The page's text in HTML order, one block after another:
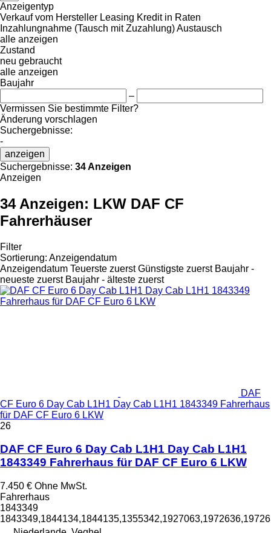
Anzeigentyp
Verkauf vom Hersteller Leasing Kredit in Raten
Inzahlungnahme (Tausch mit Zuzahlung)Austausch
alle anzeigen
Zustand
neu gebraucht
alle anzeigen
Baujahr
–
Vermissen Sie bestimmte Filter?
Änderung vorschlagen
Suchergebnisse:
-
anzeigen
Suchergebnisse: 34 Anzeigen
Anzeigen
34 Anzeigen: LKW DAF CF
Fahrerhäuser
Filter
Sortierung: Anzeigendatum
Anzeigendatum Teuerste zuerst Günstigste zuerst Baujahr -
neueste zuerst Baujahr - älteste zuerst
DAF
CF Euro 6 Day Cab L1H1 Day Cab L1H1 1843349 Fahrerhaus
für DAF CF Euro 6 LKW
26
DAF CF Euro 6 Day Cab L1H1 Day Cab L1H1
1843349 Fahrerhaus für DAF CF Euro 6 LKW
7.450 € Ohne MwSt.
Fahrerhaus
1843349